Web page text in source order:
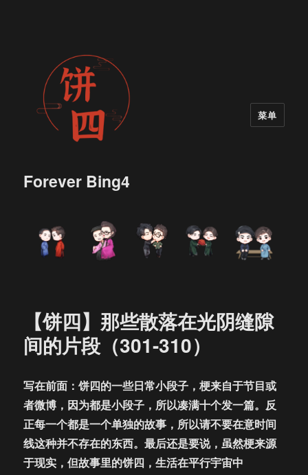
Forever Bing4
菜单
【饼四】那些散落在光阴缝隙
间的片段（301-310）
写在前面：饼四的一些日常小段子，梗来自于节目或
者微博，因为都是小段子，所以凑满十个发一篇。反
正每一个都是一个单独的故事，所以请不要在意时间
线这种并不存在的东西。最后还是要说，虽然梗来源
于现实，但故事里的饼四，生活在平行宇宙中